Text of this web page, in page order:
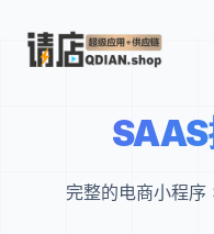
完整的电商小程